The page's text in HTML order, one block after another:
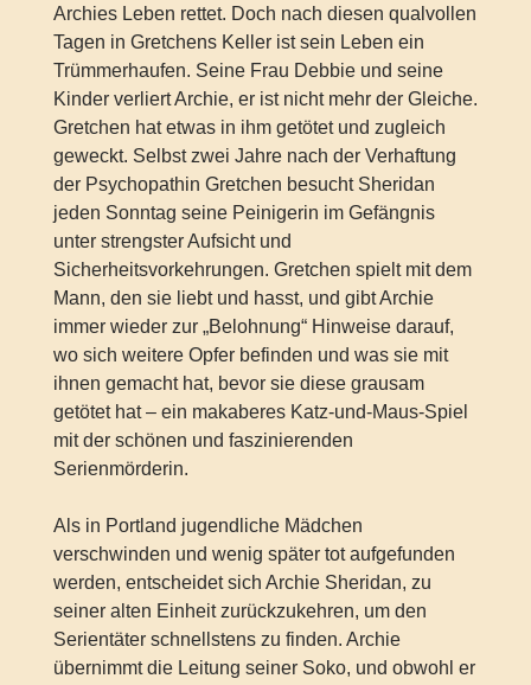
Archies Leben rettet. Doch nach diesen qualvollen
Tagen in Gretchens Keller ist sein Leben ein
Trümmerhaufen. Seine Frau Debbie und seine
Kinder verliert Archie, er ist nicht mehr der Gleiche.
Gretchen hat etwas in ihm getötet und zugleich
geweckt. Selbst zwei Jahre nach der Verhaftung
der Psychopathin Gretchen besucht Sheridan
jeden Sonntag seine Peinigerin im Gefängnis
unter strengster Aufsicht und
Sicherheitsvorkehrungen. Gretchen spielt mit dem
Mann, den sie liebt und hasst, und gibt Archie
immer wieder zur „Belohnung“ Hinweise darauf,
wo sich weitere Opfer befinden und was sie mit
ihnen gemacht hat, bevor sie diese grausam
getötet hat – ein makaberes Katz-und-Maus-Spiel
mit der schönen und faszinierenden
Serienmörderin.
Als in Portland jugendliche Mädchen
verschwinden und wenig später tot aufgefunden
werden, entscheidet sich Archie Sheridan, zu
seiner alten Einheit zurückzukehren, um den
Serientäter schnellstens zu finden. Archie
übernimmt die Leitung seiner Soko, und obwohl er